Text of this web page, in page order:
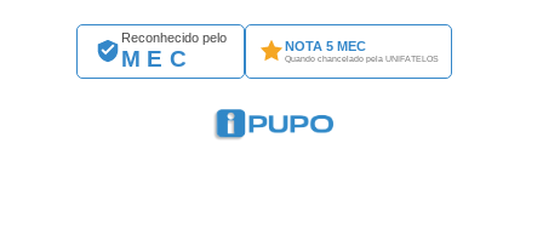
Reconhecido pelo
MEC
NOTA 5 MEC
Quando chancelado pela UNIFATELOS